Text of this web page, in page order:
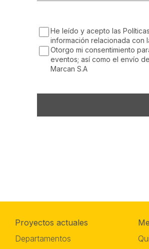
He leído y acepto las
información relacionada con
Otorgo mi consentimiento
eventos; así como el envío
Marcan S.A
Proyectos actuales
Departamentos